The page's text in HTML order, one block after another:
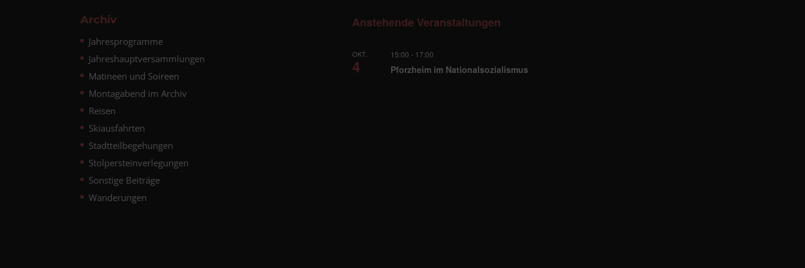
Archiv
Jahresprogramme
Jahreshauptversammlungen
Matineen und Soireen
Montagabend im Archiv
Reisen
Skiausfahrten
Stadtteilbegehungen
Stolpersteinverlegungen
Sonstige Beiträge
Wanderungen
Anstehende Veranstaltungen
OKT.
4
15:00 - 17:00
Pforzheim im Nationalsozialismus